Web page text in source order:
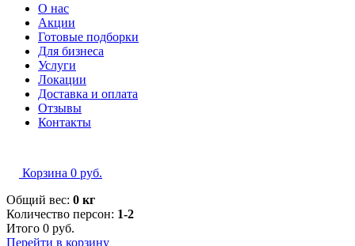
О нас
Акции
Готовые подборки
Для бизнеса
Услуги
Локации
Доставка и оплата
Отзывы
Контакты
Корзина 0 руб.
Общий вес: 0 кг
Количество персон: 1-2
Итого 0 руб.
Перейти в корзину